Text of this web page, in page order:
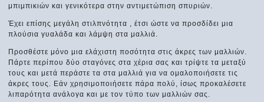
μπιμπικιών και γενικότερα στην αντιμετώπιση σπυριών.
Έχει επίσης μεγάλη στιλπνότητα , έτσι ώστε να προσδίδει μια
πλούσια γυαλάδα και λάμψη στα μαλλιά.
Προσθέστε μόνο μια ελάχιστη ποσότητα στις άκρες των μαλλιών.
Πάρτε περίπου δύο σταγόνες στα χέρια σας και τρίψτε τα μεταξύ
τους και μετά περάστε τα στα μαλλιά για να ομαλοποιήσετε τις
άκρες τους. Εάν χρησιμοποιήσετε πάρα πολύ, ίσως προκαλέσετε
λιπαρότητα ανάλογα και με τον τύπο των μαλλιών σας.